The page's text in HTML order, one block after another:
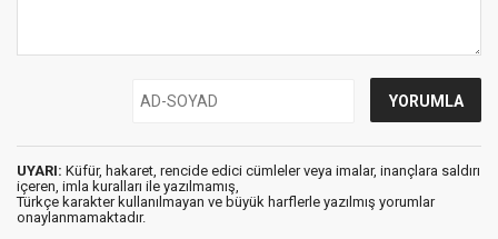
UYARI: Küfür, hakaret, rencide edici cümleler veya imalar, inançlara saldırı
içeren, imla kuralları ile yazılmamış,
Türkçe karakter kullanılmayan ve büyük harflerle yazılmış yorumlar
onaylanmamaktadır.